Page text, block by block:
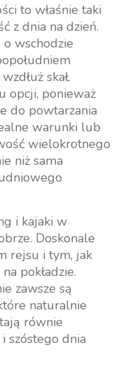
to właśnie taki
z dnia na dzień.
o wschodzie
skał.
opcji, ponieważ
do powtarzania
warunki lub
wielokrotnego
niż sama
i kajaki w
Doskonale
rejsu i tym, jak
pokładzie.
zawsze są
naturalnie
równie
szóstego dnia